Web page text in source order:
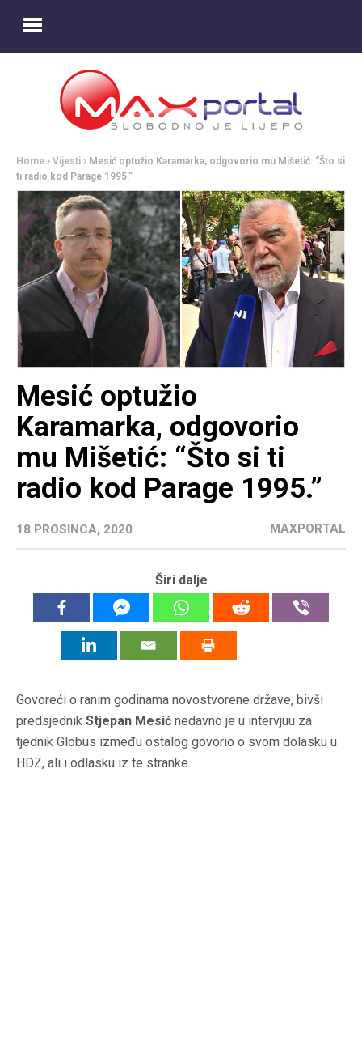
Home Vijesti
Mesić optužio Karamarka, odgovorio mu Mišetić: “Što si
ti radio kod Parage 1995.”
Mesić optužio
Karamarka, odgovorio
mu Mišetić: “Što si ti
radio kod Parage 1995.”
18 PROSINCA, 2020 MAXPORTAL
Širi dalje
Govoreći o ranim godinama novostvorene države, bivši
predsjednik Stjepan Mesić nedavno je u intervjuu za
tjednik Globus između ostalog govorio o svom dolasku u
HDZ, ali i odlasku iz te stranke.